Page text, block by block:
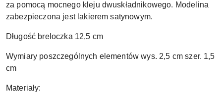
za pomocą mocnego kleju dwuskładnikowego. Modelina
zabezpieczona jest lakierem satynowym.
Długość breloczka 12,5 cm
Wymiary poszczególnych elementów wys. 2,5 cm szer. 1,5
cm
Materiały: